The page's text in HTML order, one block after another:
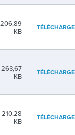
206,89
KB
263,67
KB
210,28
KB